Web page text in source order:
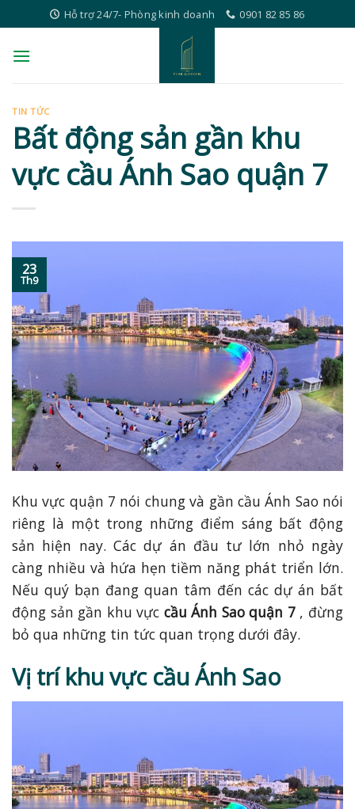
to
content
Hỗ trợ 24/7- Phòng kinh doanh 0901 82 85 86
TIN TỨC
Bất động sản gần khu
vực cầu Ánh Sao quận 7
23
Th9
Khu vực quận 7 nói chung và gần cầu Ánh Sao nói
riêng là một trong những điểm sáng bất động
sản hiện nay. Các dự án đầu tư lớn nhỏ ngày
càng nhiều và hứa hẹn tiềm năng phát triển lớn.
Nếu quý bạn đang quan tâm đến các dự án bất
động sản gần khu vực cầu Ánh Sao quận 7, đừng
bỏ qua những tin tức quan trọng dưới đây.
Vị trí khu vực cầu Ánh Sao